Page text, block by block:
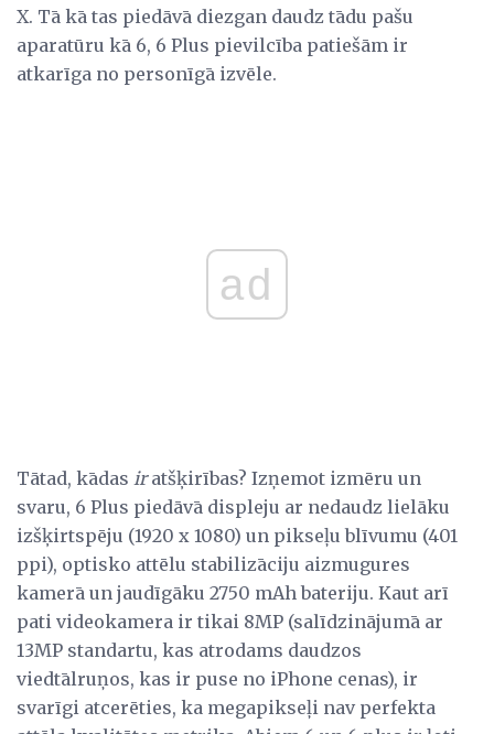
X. Tā kā tas piedāvā diezgan daudz tādu pašu
aparatūru kā 6, 6 Plus pievilcība patiešām ir
atkarīga no personīgā izvēle.
ad
Tātad, kādas iratšķirības? Izņemot izmēru un
svaru, 6 Plus piedāvā displeju ar nedaudz lielāku
izšķirtspēju (1920 x 1080) un pikseļu blīvumu (401
ppi), optisko attēlu stabilizāciju aizmugures
kamerā un jaudīgāku 2750 mAh bateriju. Kaut arī
pati videokamera ir tikai 8MP (salīdzinājumā ar
13MP standartu, kas atrodams daudzos
viedtālruņos, kas ir puse no iPhone cenas), ir
svarīgi atcerēties, ka megapikseļi nav perfekta